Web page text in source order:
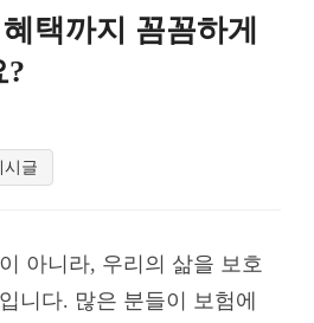
택까지 꼼꼼하게
?
시글
아니라, 우리의 삶을 보호
니다. 많은 분들이 보험에